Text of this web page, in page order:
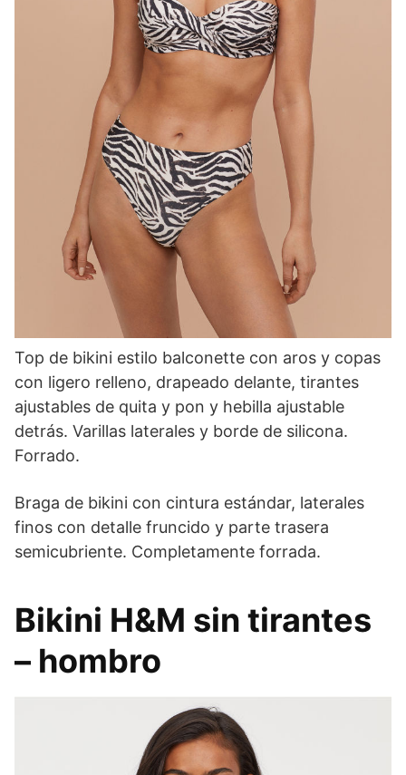
Top de bikini estilo balconette con aros y copas
con ligero relleno, drapeado delante, tirantes
ajustables de quita y pon y hebilla ajustable
detrás. Varillas laterales y borde de silicona.
Forrado.
Braga de bikini con cintura estándar, laterales
finos con detalle fruncido y parte trasera
semicubriente. Completamente forrada.
Bikini H&M sin tirantes
– hombro